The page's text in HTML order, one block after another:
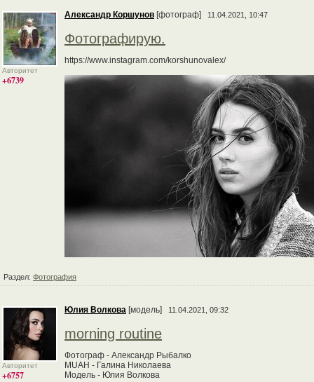
Авторитет
+6739
Александр Коршунов [фотограф] 11.04.2021, 10:47
Фотографирую.
https://www.instagram.com/korshunovalex/
Раздел: Фотография
Авторитет
+6757
Юлия Волкова [модель] 11.04.2021, 09:32
morning routine
Фотограф - Александр Рыбалко
MUAH - Галина Николаева
Модель - Юлия Волкова